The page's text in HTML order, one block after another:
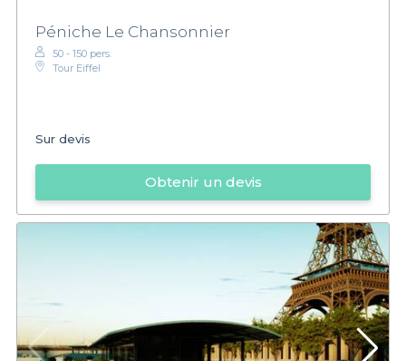
Péniche Le Chansonnier
50 - 150 pers.
Tour Eiffel
Sur devis
Obtenir un devis